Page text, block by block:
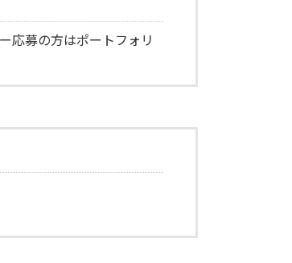
応募の方はポートフォリ